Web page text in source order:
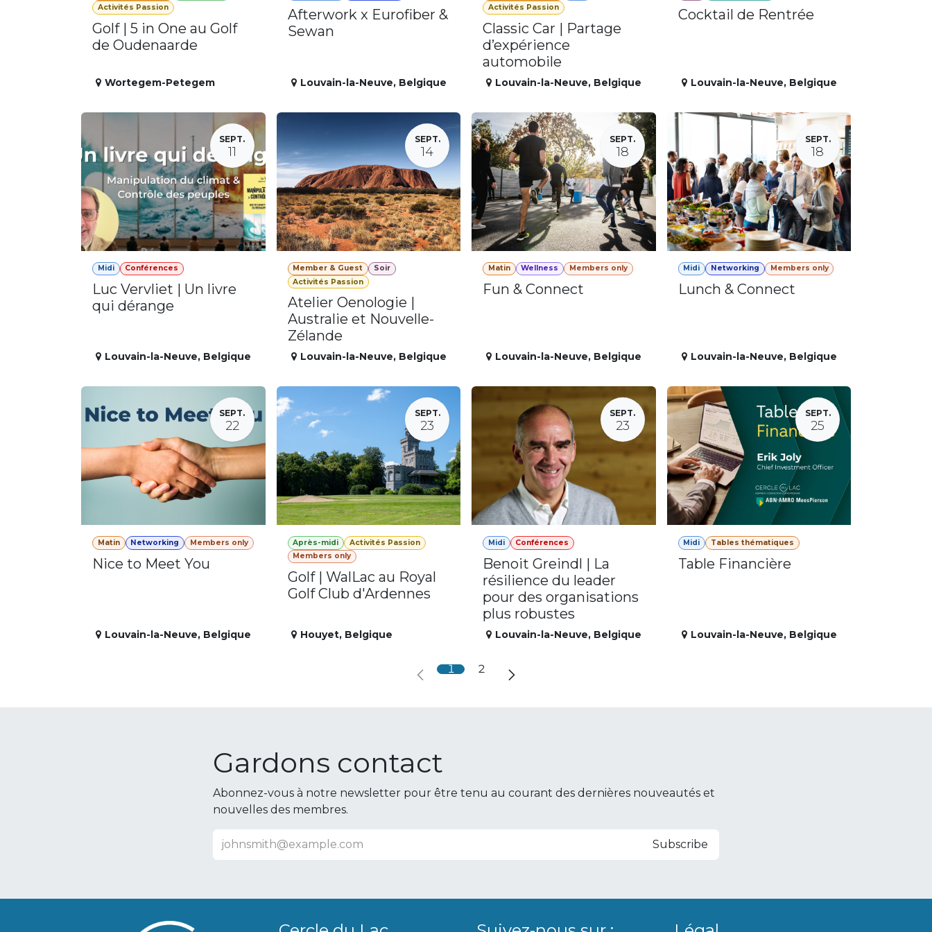
Activités Passion
Golf | 5 in One au Golf
de Oudenaarde
Wortegem-Petegem
Afterwork x Eurofiber &
Sewan
Louvain-la-Neuve, Belgique
Activités Passion
Classic Car | Partage
d’expérience
automobile
Louvain-la-Neuve, Belgique
Cocktail de Rentrée
Louvain-la-Neuve, Belgique
SEPT.
11
Midi Conférences
Luc Vervliet | Un livre
qui dérange
Louvain-la-Neuve, Belgique
SEPT.
14
Member & Guest
Soir
Activités Passion
Atelier Oenologie |
Australie et Nouvelle-
Zélande
Louvain-la-Neuve, Belgique
SEPT.
18
Matin Wellness Members only
Fun & Connect
Louvain-la-Neuve, Belgique
SEPT.
18
Midi Networking Members only
Lunch & Connect
Louvain-la-Neuve, Belgique
SEPT.
22
Matin Networking Members only
Nice to Meet You
Louvain-la-Neuve, Belgique
SEPT.
23
Après-midi
Activités Passion
Members only
Golf | WalLac au Royal
Golf Club d'Ardennes
Houyet, Belgique
SEPT.
23
Midi Conférences
Benoit Greindl | La
résilience du leader
pour des organisations
plus robustes
Louvain-la-Neuve, Belgique
SEPT.
25
Midi Tables thématiques
Table Financière
Louvain-la-Neuve, Belgique
1 2
Gardons contact
Abonnez-vous à notre newsletter pour être tenu au courant des dernières nouveautés et
nouvelles des membres.
Subscribe